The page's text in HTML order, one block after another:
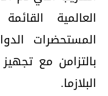
العالمية
المستحضرات
بالتزامن مع
البلازما.